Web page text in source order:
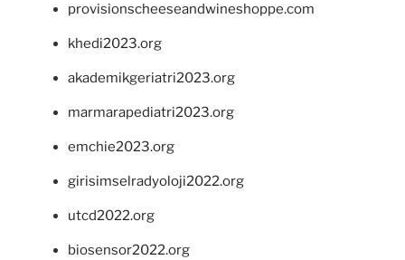
provisionscheeseandwineshoppe.com
khedi2023.org
akademikgeriatri2023.org
marmarapediatri2023.org
emchie2023.org
girisimselradyoloji2022.org
utcd2022.org
biosensor2022.org